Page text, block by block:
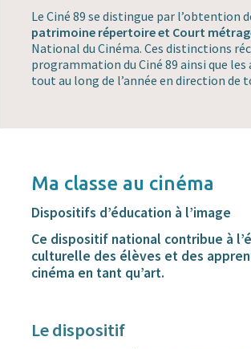
Le Ciné 89 se distingue par l’obtention
patrimoine répertoire et Court
National du Cinéma. Ces distinctions
programmation du Ciné 89 ainsi que
tout au long de l’année en direction de
Ma classe au cinéma
Dispositifs d’éducation à l’image
Ce dispositif national contribue à
culturelle des élèves et des
cinéma en tant qu’art.
Le dispositif